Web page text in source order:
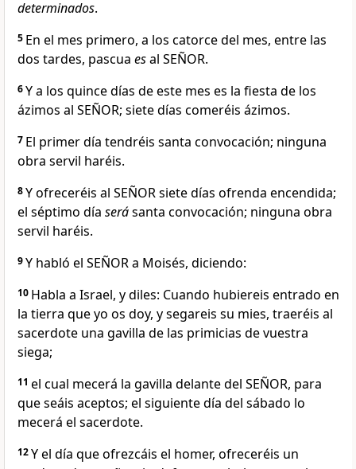
determinados.
5 En el mes primero, a los catorce del mes, entre las
dos tardes, pascua esal SEÑOR.
6Y a los quince días de este mes es la fiesta de los
ázimos al SEÑOR; siete días comeréis ázimos.
7 El primer día tendréis santa convocación; ninguna
obra servil haréis.
8Y ofreceréis al SEÑOR siete días ofrenda encendida;
el séptimo día serásanta convocación; ninguna obra
servil haréis.
9Y habló el SEÑOR a Moisés, diciendo:
10 Habla a Israel, y diles: Cuando hubiereis entrado en
la tierra que yo os doy, y segareis su mies, traeréis al
sacerdote una gavilla de las primicias de vuestra
siega;
11 el cual mecerá la gavilla delante del SEÑOR, para
que seáis aceptos; el siguiente día del sábado lo
mecerá el sacerdote.
12Y el día que ofrezcáis el homer, ofreceréis un